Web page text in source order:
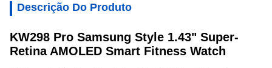
Descrição Do Produto
KW298 Pro Samsung Style 1.43" Super-
Retina AMOLED Smart Fitness Watch